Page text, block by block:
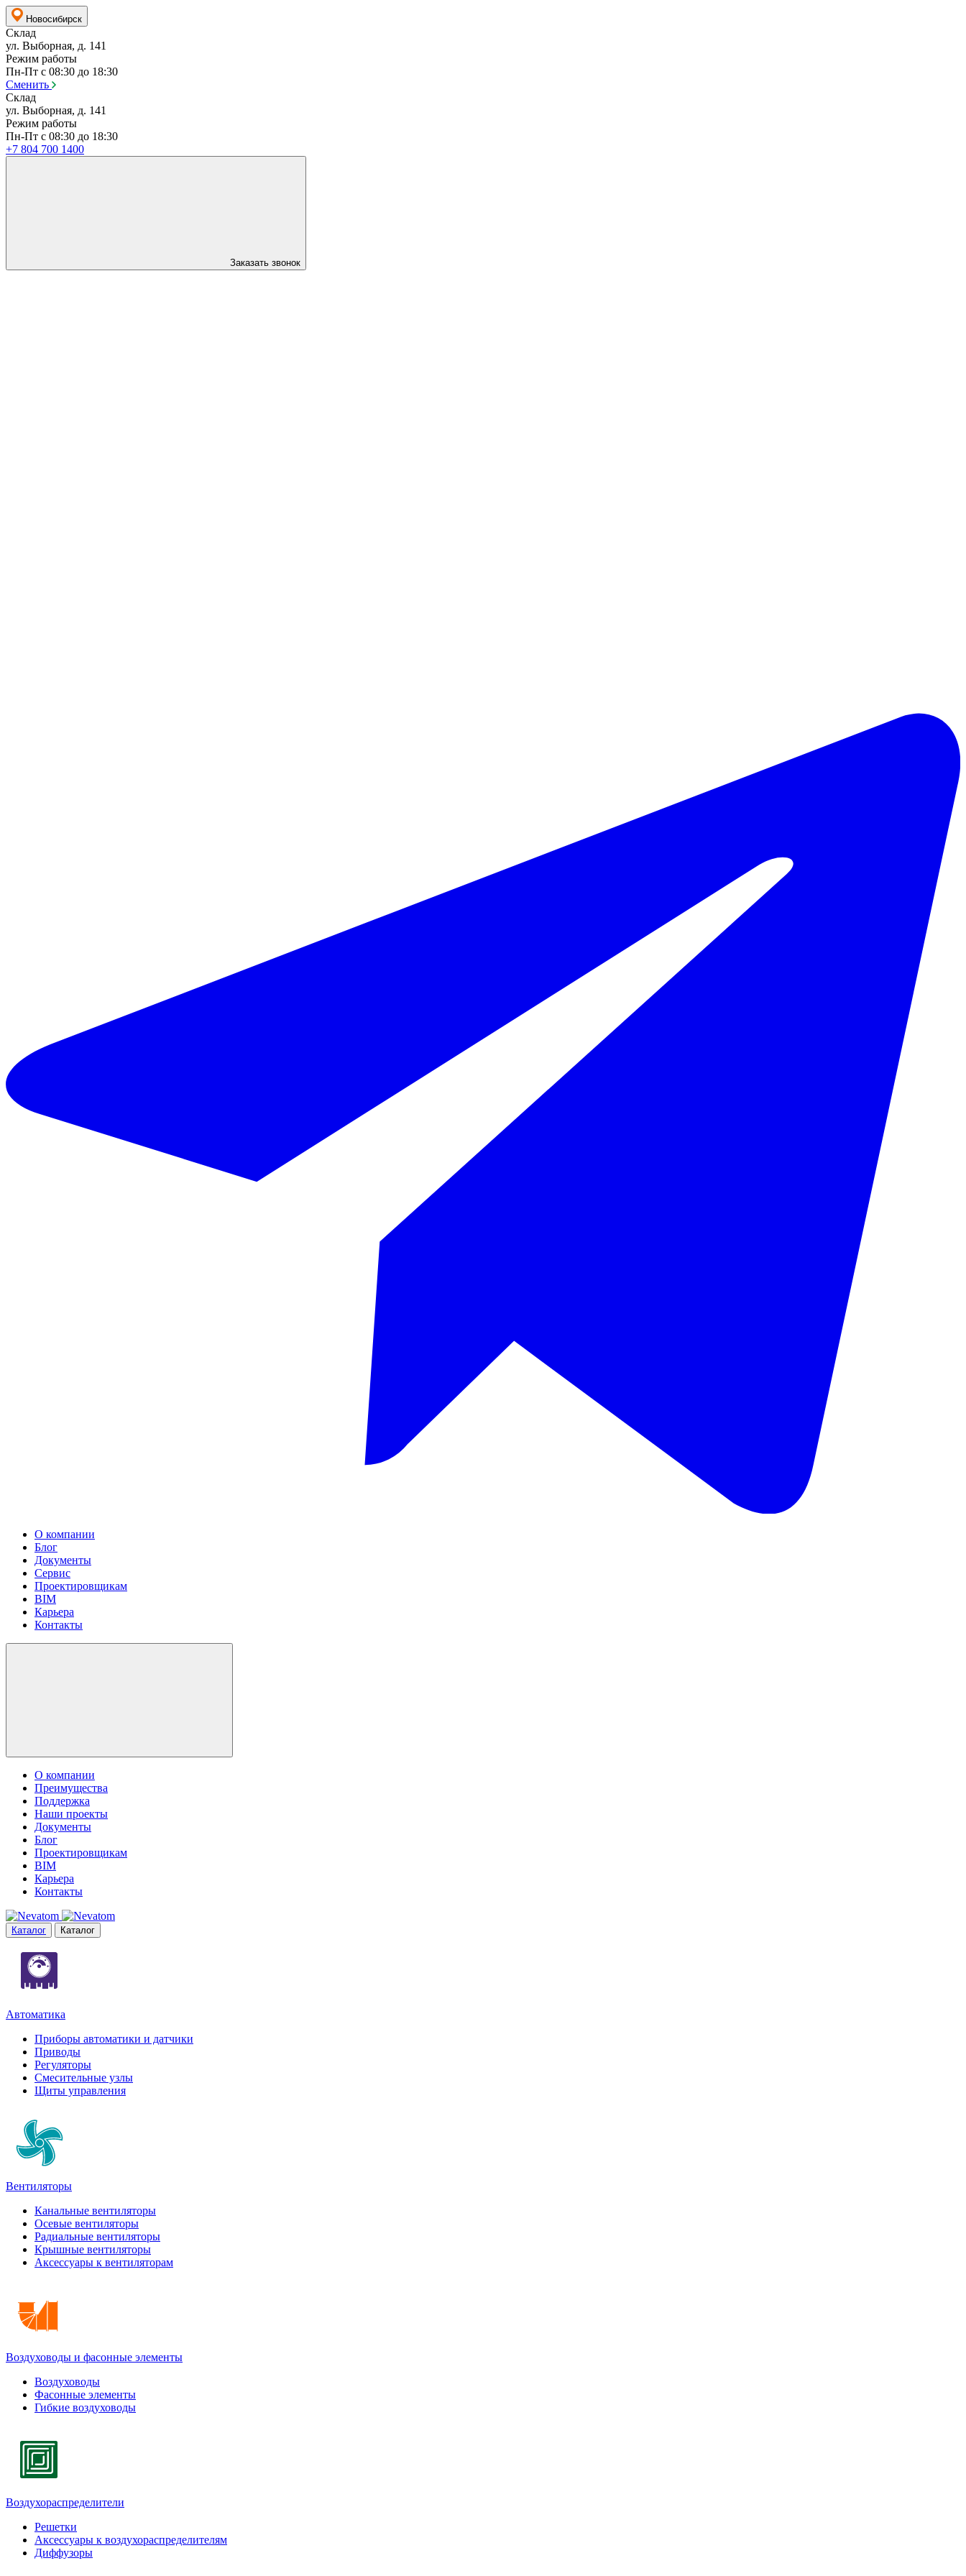
Новосибирск
Склад
ул. Выборная, д. 141
Режим работы
Пн-Пт с 08:30 до 18:30
Сменить
Склад
ул. Выборная, д. 141
Режим работы
Пн-Пт с 08:30 до 18:30
+7 804 700 1400
Заказать звонок
О компании
Блог
Документы
Сервис
Проектировщикам
BIM
Карьера
Контакты
О компании
Преимущества
Поддержка
Наши проекты
Документы
Блог
Проектировщикам
BIM
Карьера
Контакты
Каталог Каталог
Автоматика
Приборы автоматики и датчики
Приводы
Регуляторы
Смесительные узлы
Щиты управления
Вентиляторы
Канальные вентиляторы
Осевые вентиляторы
Радиальные вентиляторы
Крышные вентиляторы
Аксессуары к вентиляторам
Воздуховоды и фасонные элементы
Воздуховоды
Фасонные элементы
Гибкие воздуховоды
Воздухораспределители
Решетки
Аксессуары к воздухораспределителям
Диффузоры